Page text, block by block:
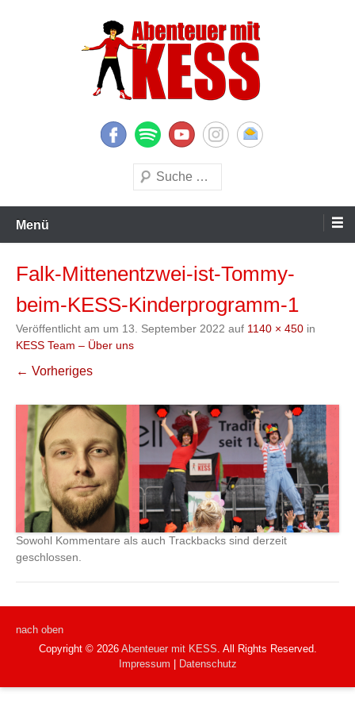
Abenteuer mit KESS
Suchen
Menü
Falk-Mittenentzwei-ist-Tommy-
beim-KESS-Kinderprogramm-1
Veröffentlicht am um 13. September 2022 auf 1140 × 450 in
KESS Team – Über uns
← Vorheriges
Sowohl Kommentare als auch Trackbacks sind derzeit
geschlossen.
nach oben
Copyright © 2026 Abenteuer mit KESS . All Rights Reserved.
Impressum
Datenschutz